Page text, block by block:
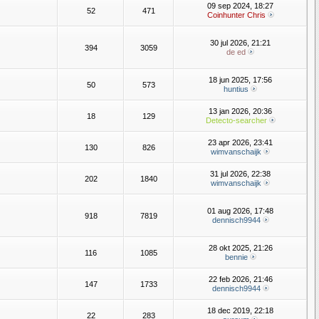
52 471
09 sep 2024, 18:27
Coinhunter Chris
394 3059
30 jul 2026, 21:21
de ed
50 573
18 jun 2025, 17:56
huntius
18 129
13 jan 2026, 20:36
Detecto-searcher
130 826
23 apr 2026, 23:41
wimvanschaijk
202 1840
31 jul 2026, 22:38
wimvanschaijk
918 7819
01 aug 2026, 17:48
dennisch9944
116 1085
28 okt 2025, 21:26
bennie
147 1733
22 feb 2026, 21:46
dennisch9944
22 283
18 dec 2019, 22:18